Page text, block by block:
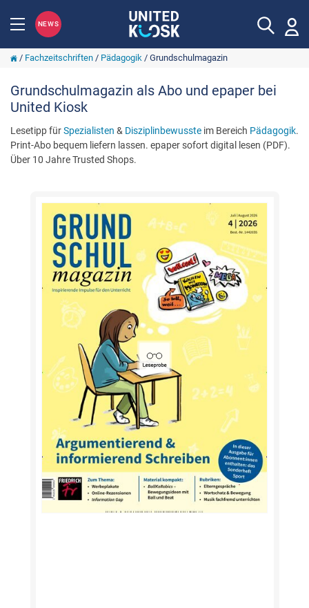
NEWS
/ Fachzeitschriften/ Pädagogik/ Grundschulmagazin
Grundschulmagazin als Abo und epaper bei
United Kiosk
Lesetipp fürSpezialisten & Disziplinbewusste im Bereich Pädagogik.
Print-Abo bequem liefern lassen. epaper sofort digital lesen (PDF).
Über 10 Jahre Trusted Shops.